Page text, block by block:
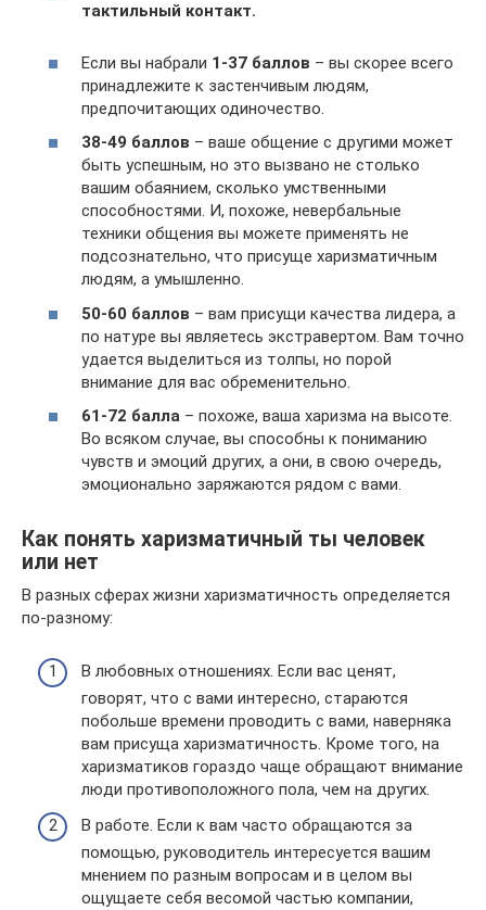
тактильный контакт.
Если вы набрали 1-37 баллов – вы скорее всего
принадлежите к застенчивым людям,
предпочитающих одиночество.
38-49 баллов – ваше общение с другими может
быть успешным, но это вызвано не столько
вашим обаянием, сколько умственными
способностями. И, похоже, невербальные
техники общения вы можете применять не
подсознательно, что присуще харизматичным
людям, а умышленно.
50-60 баллов – вам присущи качества лидера, а
по натуре вы являетесь экстравертом. Вам точно
удается выделиться из толпы, но порой
внимание для вас обременительно.
61-72 балла – похоже, ваша харизма на высоте.
Во всяком случае, вы способны к пониманию
чувств и эмоций других, а они, в свою очередь,
эмоционально заряжаются рядом с вами.
Как понять харизматичный ты человек
или нет
В разных сферах жизни харизматичность определяется
по-разному:
В любовных отношениях. Если вас ценят,
говорят, что с вами интересно, стараются
побольше времени проводить с вами, наверняка
вам присуща харизматичность. Кроме того, на
харизматиков гораздо чаще обращают внимание
люди противоположного пола, чем на других.
В работе. Если к вам часто обращаются за
помощью, руководитель интересуется вашим
мнением по разным вопросам и в целом вы
ощущаете себя весомой частью компании,